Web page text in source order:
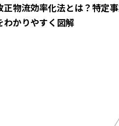
正物流効率化法とは？特定
わかりやすく図解